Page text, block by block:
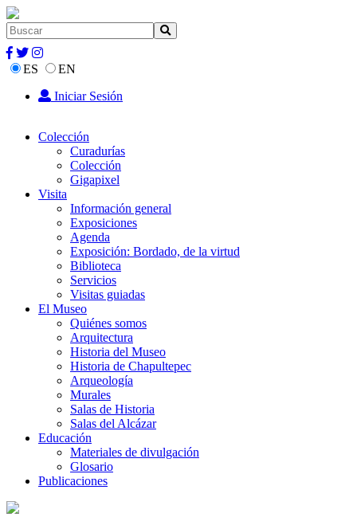
ES
EN
Iniciar Sesión
Colección
Curadurías
Colección
Gigapixel
Visita
Información general
Exposiciones
Agenda
Exposición: Bordado, de la virtud
Biblioteca
Servicios
Visitas guiadas
El Museo
Quiénes somos
Arquitectura
Historia del Museo
Historia de Chapultepec
Arqueología
Murales
Salas de Historia
Salas del Alcázar
Educación
Materiales de divulgación
Glosario
Publicaciones